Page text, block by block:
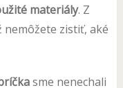
materiály. Z
zistiť, aké
sme nenechali